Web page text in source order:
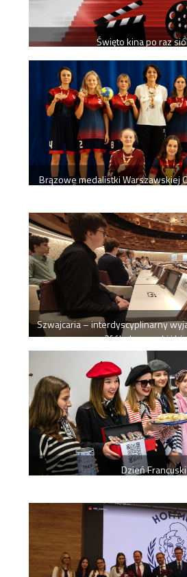
Święto kina po raz
Brązowe medalistki Warszawskiej
Szwajcaria – interdyscyplinarny
3f śladem nauki i
Dzień Francuski